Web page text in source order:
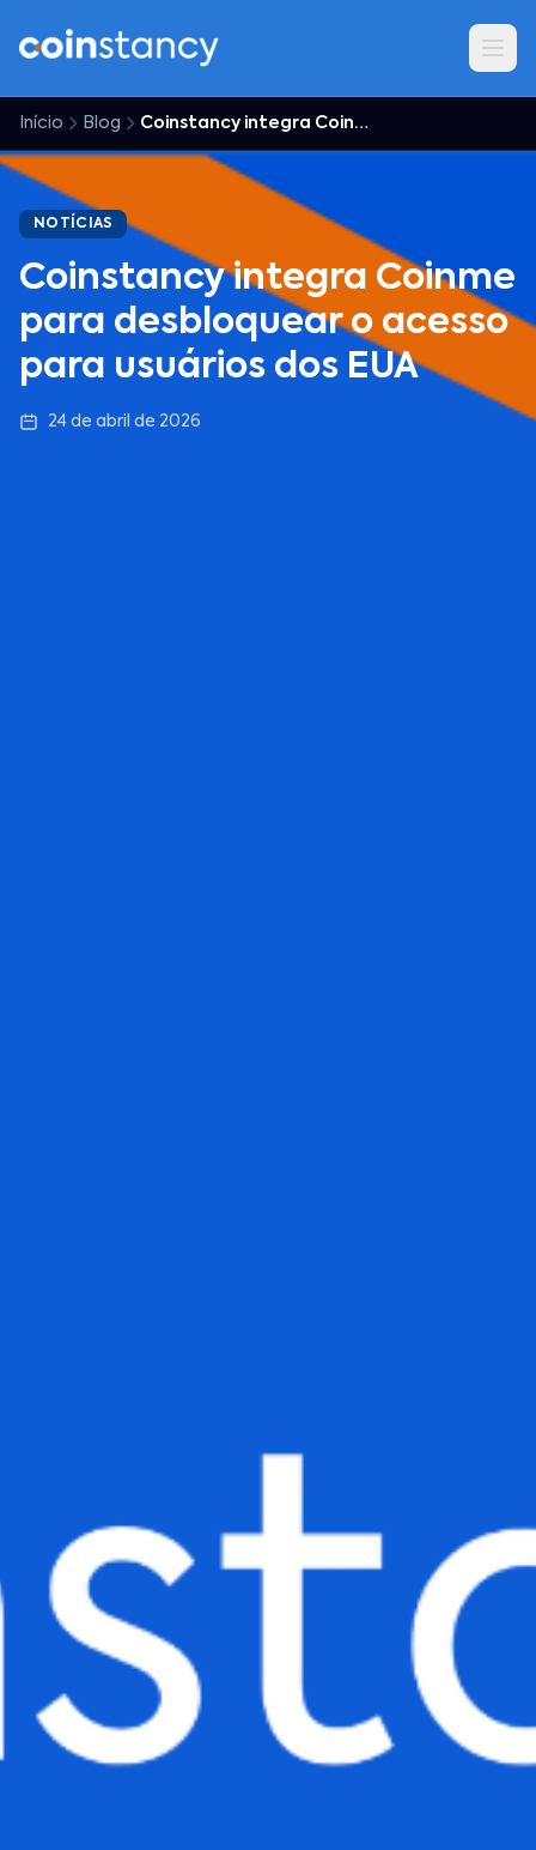
Início Blog Coinstancy integra Coinme para desbloquear o acesso para usuários dos EUA
NOTÍCIAS
Coinstancy integra Coinme
para desbloquear o acesso
para usuários dos EUA
24 de abril de 2026